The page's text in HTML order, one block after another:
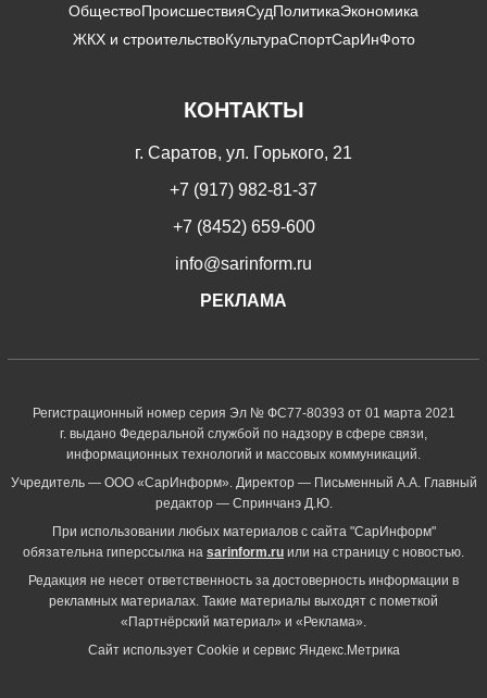
ОбществоПроисшествияСудПолитикаЭкономика
ЖКХ и строительствоКультураСпортСарИнФото
КОНТАКТЫ
г. Саратов, ул. Горького, 21
+7 (917) 982-81-37
+7 (8452) 659-600
info@sarinform.ru
РЕКЛАМА
Регистрационный номер серия Эл № ФС77-80393 от 01 марта 2021
г. выдано Федеральной службой по надзору в сфере связи,
информационных технологий и массовых коммуникаций.
Учредитель — ООО «СарИнформ». Директор — Письменный А.А. Главный
редактор — Спринчанэ Д.Ю.
При использовании любых материалов с сайта "СарИнформ"
обязательна гиперссылка на sarinform.ru или на страницу с новостью.
Редакция не несет ответственность за достоверность информации в
рекламных материалах. Такие материалы выходят с пометкой
«Партнёрский материал» и «Реклама».
Сайт использует Cookie и сервиc Яндекс.Метрика